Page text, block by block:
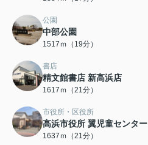
公園
中部公園
1517ｍ（19分）
書店
精文館書店 新高浜店
1617ｍ（21分）
市役所・区役所
高浜市役所 翼児童センター
1637ｍ（21分）